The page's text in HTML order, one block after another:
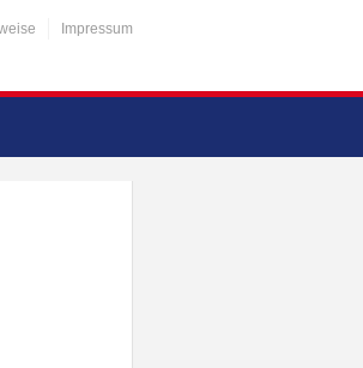
Impressum